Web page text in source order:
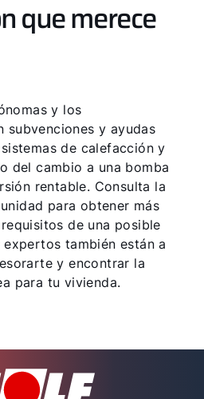
que merece
y los
subvenciones y ayudas
de calefacción y
del cambio a una bomba
rentable. Consulta la
para obtener más
de una posible
también están a
y encontrar la
para tu vivienda.